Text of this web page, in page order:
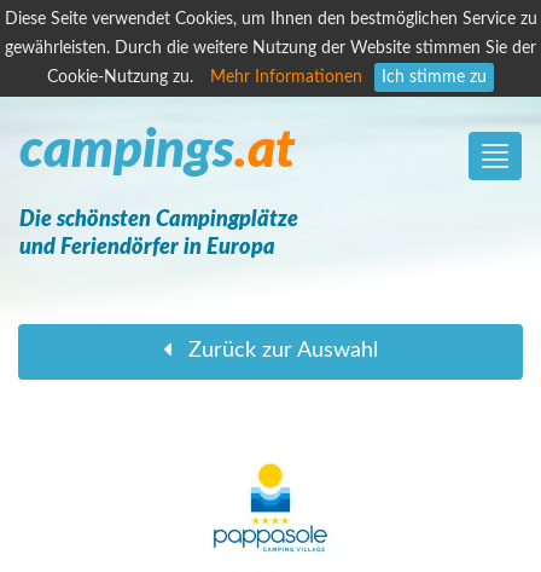
Diese Seite verwendet Cookies, um Ihnen den bestmöglichen Service zu
gewährleisten. Durch die weitere Nutzung der Website stimmen Sie der
Cookie-Nutzung zu.
Mehr Informationen Ich stimme zu
Toggle
campings.at
Die schönsten Campingplätze
und Feriendörfer in Europa
Zurück zur Auswahl